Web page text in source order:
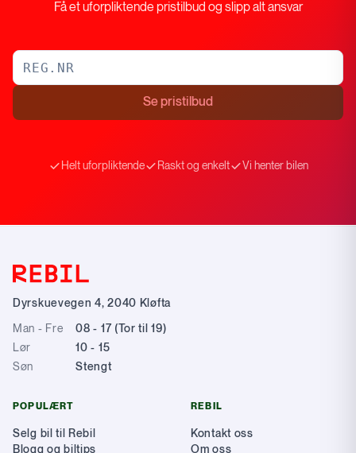
Få et uforpliktende pristilbud og slipp alt ansvar
Se pristilbud
Helt uforpliktende Raskt og enkelt Vi henter bilen
Dyrskuevegen 4,2040 Kløfta
Man - Fre
08 - 17 (Tor til 19)
Lør
10 - 15
Søn
Stengt
POPULÆRT
Selg bil til Rebil
Blogg og biltips
REBIL
Kontakt oss
Om oss